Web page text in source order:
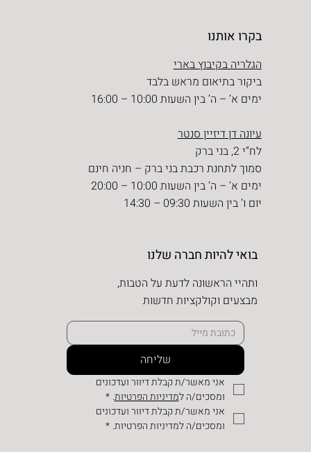
בקרו אותנו
הגלריה בקיבוץ בארי
ביקור בתיאום מראש בלבד
ימים א’ – ה’ בין השעות 10:00 – 16:00
עיונה דן דיזיין סנטר
לח”י 2, בני ברק
סמוך לתחנת רכבת בני ברק – חניה חינם
ימים א’ – ה’ בין השעות 10:00 – 20:00
יום ו’ בין השעות 09:30 – 14:30
בואי להיות חברה שלנו
ותהיי הראשונה לדעת על הטבות,
מבצעים וקולקציות חדשות
שליחה
ומסכים/ה למדיניות הפרטיות.
*
ומסכים/ה למדיניות הפרטיות. *